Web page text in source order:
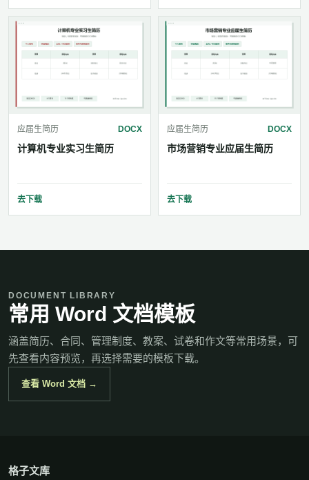
应届生简历 DOCX
计算机专业实习生简历
去下载
应届生简历 DOCX
市场营销专业应届生简历
去下载
DOCUMENT LIBRARY
常用 Word 文档模板
涵盖简历、合同、管理制度、教案、试卷和作文等常用场景，可
先查看内容预览，再选择需要的模板下载。
查看 Word 文档 →
格子文库